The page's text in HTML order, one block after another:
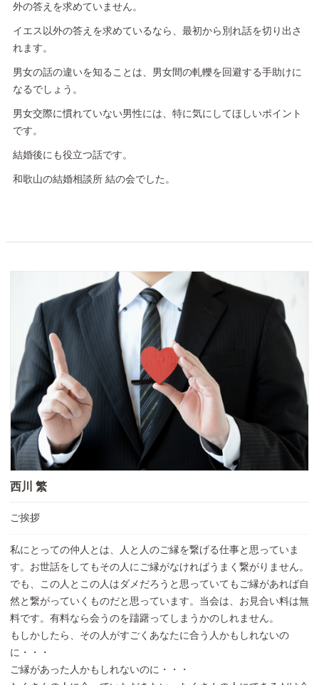
外の答えを求めていません。
イエス以外の答えを求めているなら、最初から別れ話を切り出さ
れます。
男女の話の違いを知ることは、男女間の軋轢を回避する手助けに
なるでしょう。
男女交際に慣れていない男性には、特に気にしてほしいポイント
です。
結婚後にも役立つ話です。
和歌山の結婚相談所 結の会でした。
西川 繁
ご挨拶
私にとっての仲人とは、人と人のご縁を繋げる仕事と思っていま
す。お世話をしてもその人にご縁がなければうまく繋がりません。
でも、この人とこの人はダメだろうと思っていてもご縁があれば自
然と繋がっていくものだと思っています。当会は、お見合い料は無
料です。有料なら会うのを躊躇ってしまうかのしれません。
もしかしたら、その人がすごくあなたに合う人かもしれないの
に・・・
ご縁があった人かもしれないのに・・・